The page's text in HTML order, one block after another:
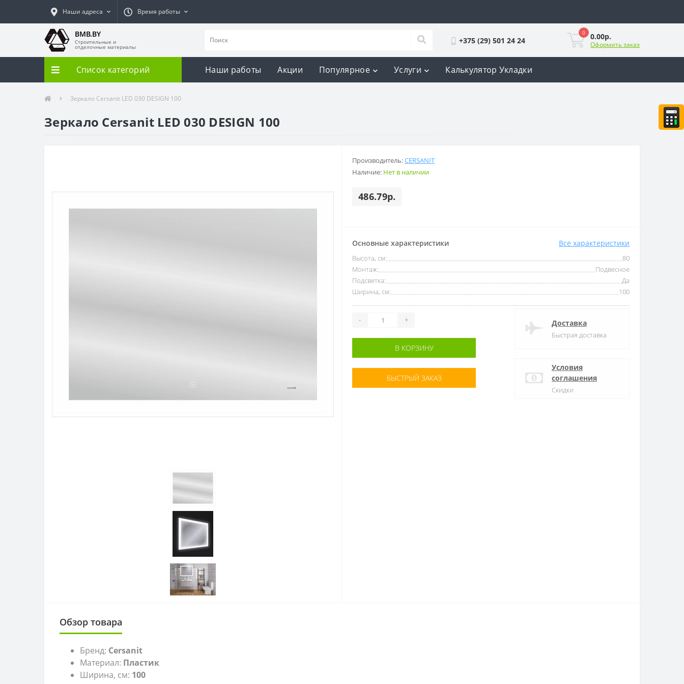
Наши адреса Время работы
BMB.BY
Строительные и
отделочные материалы
+375 (29) 501 24 24
0 0.00р.
Оформить заказ
Список категорий Наши работы Акции Популярное Услуги Калькулятор Укладки
Зеркало Cersanit LED 030 DESIGN 100
Зеркало Cersanit LED 030 DESIGN 100
Производитель:CERSANIT
Наличие: Нет в наличии
486.79р.
Основные характеристики Все характеристики
Высота, см:
80
Монтаж:
Подвесное
Подсветка:
Да
Ширина, см:
100
- +
В КОРЗИНУ
БЫСТРЫЙ ЗАКАЗ
Доставка
Быстрая доставка
Условия
соглашения
Скидки
Обзор товара
Бренд: Cersanit
Материал: Пластик
Ширина, см: 100